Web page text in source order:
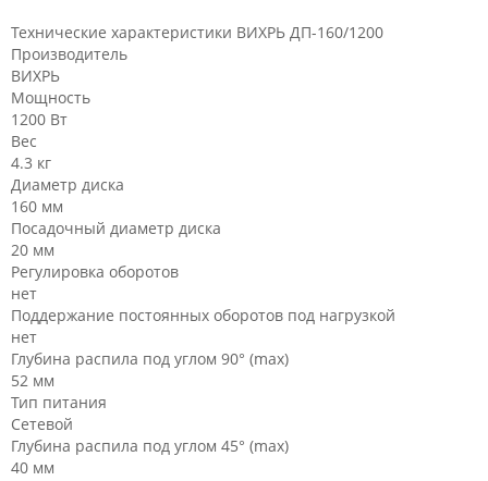
Технические характеристики ВИХРЬ ДП-160/1200
Производитель
ВИХРЬ
Мощность
1200 Вт
Вес
4.3 кг
Диаметр диска
160 мм
Посадочный диаметр диска
20 мм
Регулировка оборотов
нет
Поддержание постоянных оборотов под нагрузкой
нет
Глубина распила под углом 90° (max)
52 мм
Тип питания
Сетевой
Глубина распила под углом 45° (max)
40 мм